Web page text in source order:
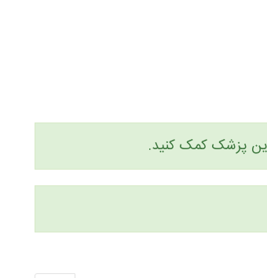
این پزشک کمک کنید.